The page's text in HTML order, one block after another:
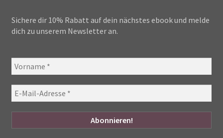
Sichere dir 10% Rabatt auf dein nächstes ebook und melde
dich zu unserem Newsletter an.